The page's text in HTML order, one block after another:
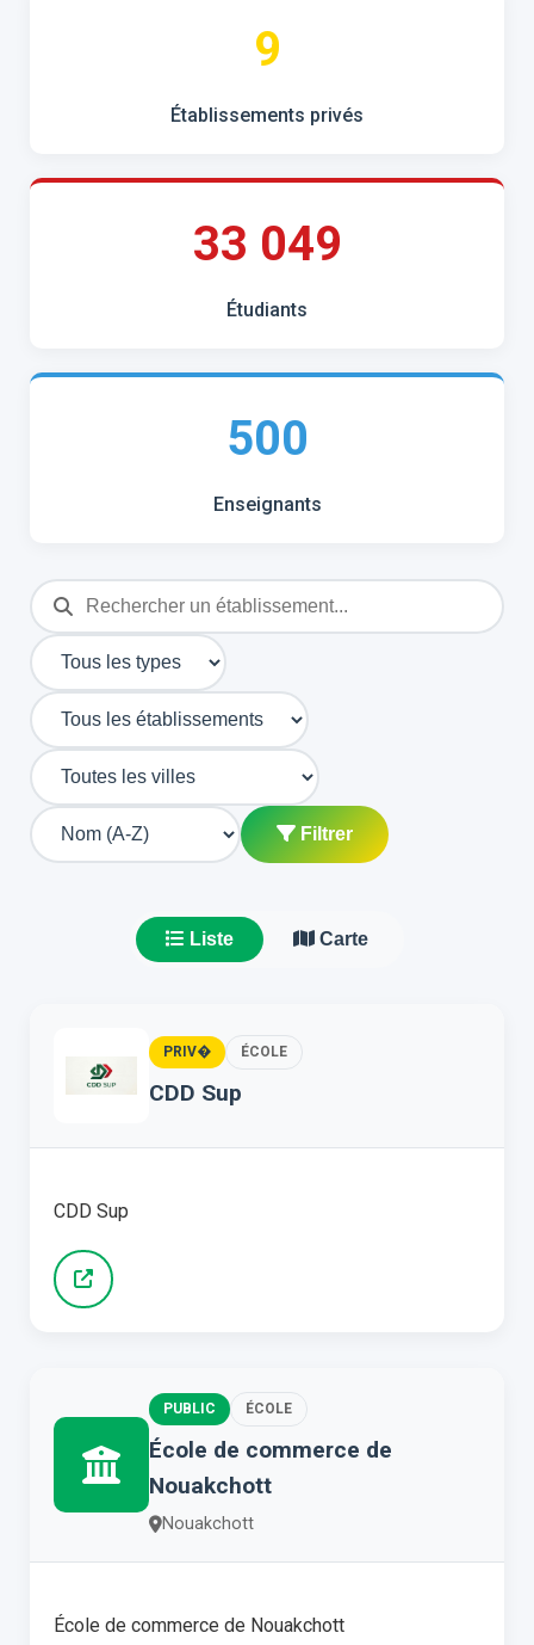
9
Établissements privés
33 049
Étudiants
500
Enseignants
Filtrer
Liste Carte
PRIV� ÉCOLE
CDD Sup
CDD Sup
PUBLIC ÉCOLE
École de commerce de
Nouakchott
Nouakchott
École de commerce de Nouakchott